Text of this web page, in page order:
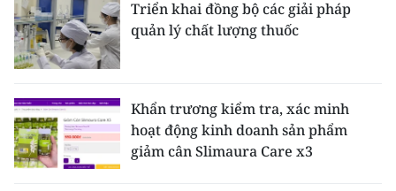
Triển khai đồng bộ các giải pháp
quản lý chất lượng thuốc
Khẩn trương kiểm tra, xác minh
hoạt động kinh doanh sản phẩm
giảm cân Slimaura Care x3